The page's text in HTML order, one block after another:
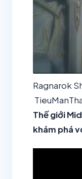
Ragnarok
Thế giới
khám phá